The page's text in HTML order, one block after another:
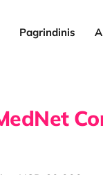
Pagrindinis